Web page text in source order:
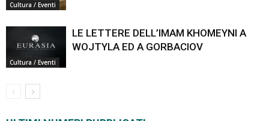
Cultura / Eventi
Cultura / Eventi
LE LETTERE DELL’IMAM KHOMEYNI A
WOJTYLA ED A GORBACIOV